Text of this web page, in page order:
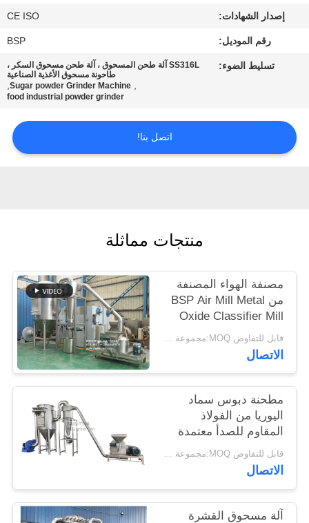
مراقبة
الجودة
بنا
الموقع
PRIVACY
POLICY
إصدار الشهادات: CE ISO
رقم الموديل: BSP
تسليط الضوء:
SS316L آلة طحن المسحوق ، آلة طحن مسحوق السكر ،
طاحونة مسحوق الأغذية الصناعية
,
Sugar powder Grinder Machine
,
food industrial powder grinder
اتصل بنا!
منتجات مماثلة
مصنفة الهواء المصنفة
من BSP Air Mill Metal
Oxide Classifier Mill
Metal Oxide ACM
Ggrinder من Brightsail
قابل للتفاوض MOQ:مجموعة واحدة
الاتصال
مطحنة دبوس سماد
اليوريا من الفولاذ
المقاوم للصدأ معتمدة
من CE
قابل للتفاوض MOQ:مجموعة واحدة
الاتصال
آلة مسحوق القشرة